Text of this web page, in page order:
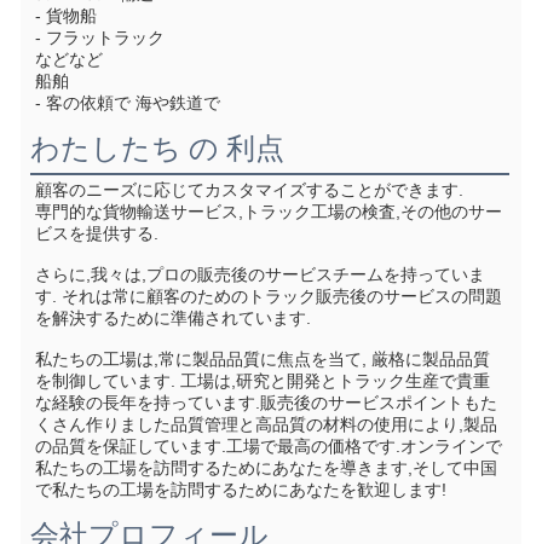
- 貨物船
- フラットラック
などなど
船舶
- 客の依頼で 海や鉄道で
わたしたち の 利点
顧客のニーズに応じてカスタマイズすることができます.
専門的な貨物輸送サービス,トラック工場の検査,その他のサー
ビスを提供する.
さらに,我々は,プロの販売後のサービスチームを持っていま
す. それは常に顧客のためのトラック販売後のサービスの問題
を解決するために準備されています.
私たちの工場は,常に製品品質に焦点を当て, 厳格に製品品質
を制御しています. 工場は,研究と開発とトラック生産で貴重
な経験の長年を持っています.販売後のサービスポイントもた
くさん作りました品質管理と高品質の材料の使用により,製品
の品質を保証しています.工場で最高の価格です.オンラインで
私たちの工場を訪問するためにあなたを導きます,そして中国
で私たちの工場を訪問するためにあなたを歓迎します!
会社プロフィール